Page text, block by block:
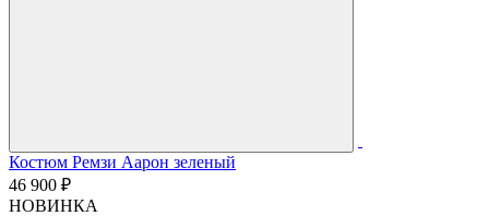
Костюм Ремзи Аарон зеленый
46 900 ₽
НОВИНКА